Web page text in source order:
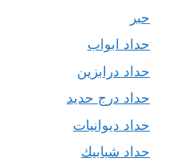
حبر
حداد ابواب
حداد درابزين
حداد درج حديد
حداد ديوانيات
حداد شبابيك